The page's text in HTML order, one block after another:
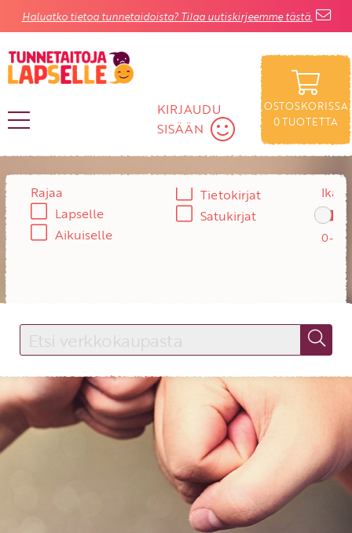
Haluatko tietoa tunnetaidoista? Tilaa uutiskirjeemme tästä.
KIRJAUDU
SISÄÄN
OSTOSKORISSA
0TUOTETTA
KIRJAUDU SISÄÄN
Käyttäjätunnus
Unohtuiko salasana?
KIRJAUDU SISÄÄN
Etkö ole vielä asiakkaamme?
Luo asiakastili tästä!
Rajaa
Lapselle
Aikuiselle
Tietokirjat
Satukirjat
Ikä: